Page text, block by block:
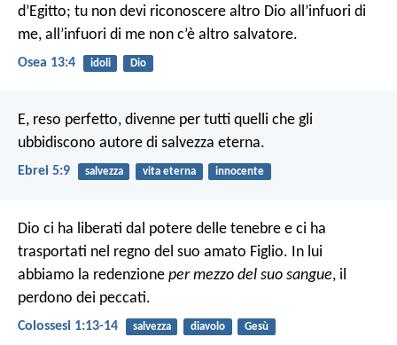
d’Egitto; tu non devi riconoscere altro Dio all’infuori di
me, all’infuori di me non c’è altro salvatore.
Osea 13:4 idoli Dio
E, reso perfetto, divenne per tutti quelli che gli
ubbidiscono autore di salvezza eterna.
Ebrei 5:9 salvezza vita eterna innocente
Dio ci ha liberati dal potere delle tenebre e ci ha
trasportati nel regno del suo amato Figlio. In lui
abbiamo la redenzione per mezzo del suo sangue, il
perdono dei peccati.
Colossesi 1:13-14 salvezza diavolo Gesù